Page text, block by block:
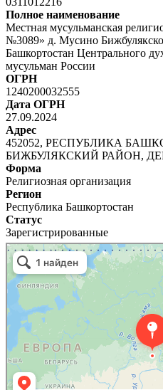
Полное наименование
Местная мусульманская
№3089» д. Мусино
Башкортостан Центрального
мусульман России
ОГРН
1240200032555
Дата ОГРН
27.09.2024
Адрес
452052, РЕСПУБЛИКА
БИЖБУЛЯКСКИЙ РАЙОН,
Форма
Религиозная организация
Регион
Республика Башкортостан
Статус
Зарегистрированные